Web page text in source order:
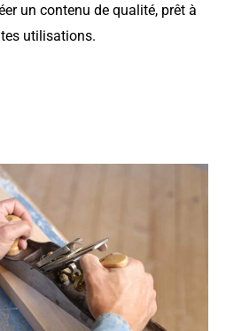
un contenu de qualité, prêt à
utilisations.